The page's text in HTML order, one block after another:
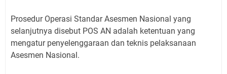
Prosedur Operasi Standar Asesmen Nasional yang
selanjutnya disebut POS AN adalah ketentuan yang
mengatur penyelenggaraan dan teknis pelaksanaan
Asesmen Nasional.